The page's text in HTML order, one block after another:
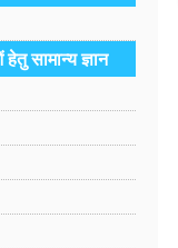
सामान्य ज्ञान